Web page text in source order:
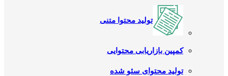
تولید محتوا متنی
کمپین بازاریابی محتوایی
تولید محتوای سئو شده